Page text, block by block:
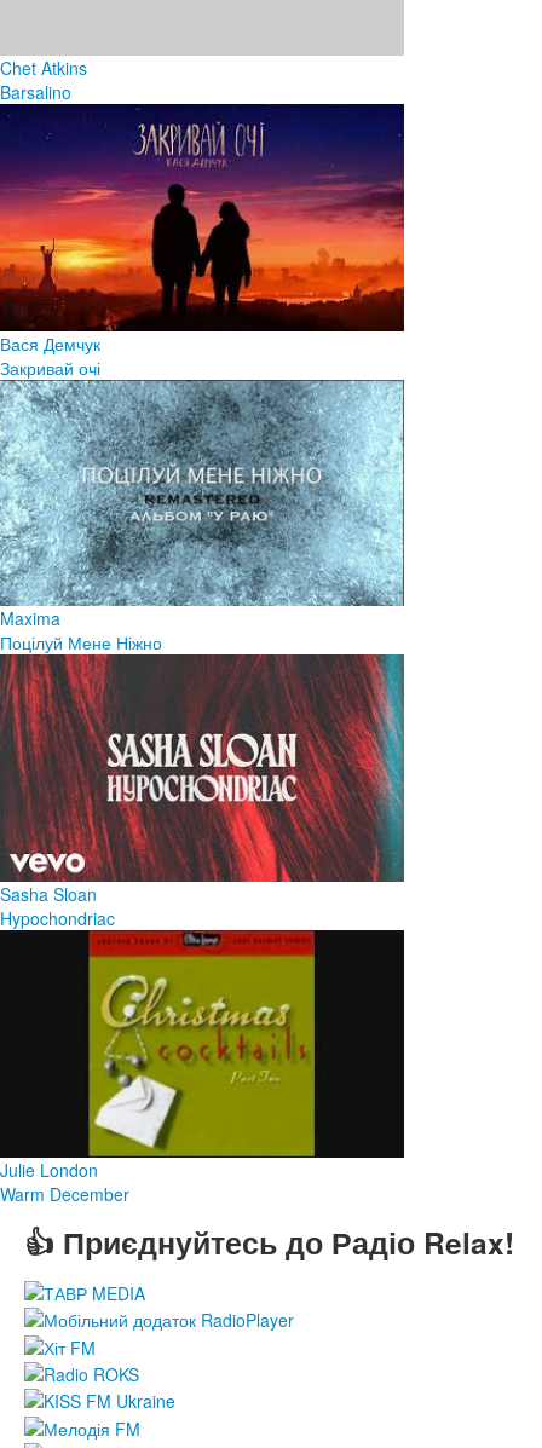
Chet Atkins
Barsalino
Вася Демчук
Закривай очі
Maxima
Поцілуй Мене Ніжно
Sasha Sloan
Hypochondriac
Julie London
Warm December
👍 Приєднуйтесь до Радіо Relax!